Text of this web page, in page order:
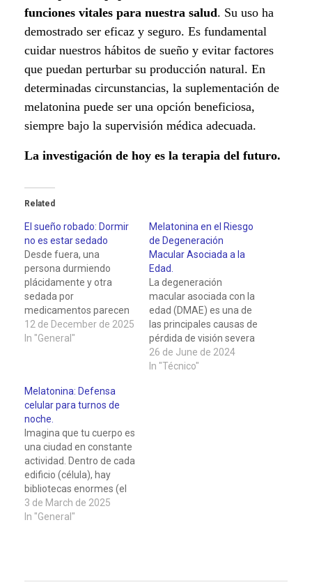
funciones vitales para nuestra salud. Su uso ha
demostrado ser eficaz y seguro. Es fundamental
cuidar nuestros hábitos de sueño y evitar factores
que puedan perturbar su producción natural. En
determinadas circunstancias, la suplementación de
melatonina puede ser una opción beneficiosa,
siempre bajo la supervisión médica adecuada.
La investigación de hoy es la terapia del futuro.
Related
El sueño robado: Dormir
no es estar sedado
Desde fuera, una
persona durmiendo
plácidamente y otra
sedada por
medicamentos parecen
idénticas: ojos cerrados,
respiración pausada y
la historia es
radicalmente distinta. El
sueño natural y el
inducido
farmacológicamente
son estados
neurobiológicos muy
dispares. Entender esta
diferencia no…
12 de December de 2025
In "General"
Melatonina en el Riesgo
de Degeneración
Macular Asociada a la
Edad.
La degeneración
macular asociada con la
edad (DMAE) es una de
las principales causas de
pérdida de visión severa
en personas mayores. La
investigación ha
26 de June de 2024
In "Técnico"
Melatonina: Defensa
celular para turnos de
noche.
Imagina que tu cuerpo es
una ciudad en constante
actividad. Dentro de cada
edificio (célula), hay
bibliotecas enormes (el
ADN) que contienen toda
la información necesaria
3 de March de 2025
In "General"